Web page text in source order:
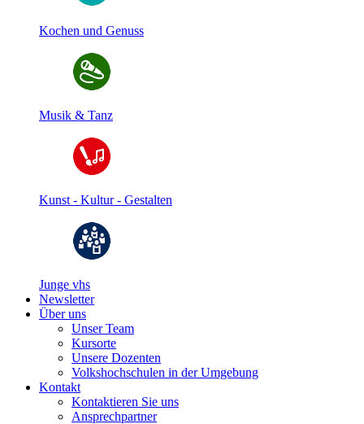
Kochen und Genuss
Musik & Tanz
Kunst - Kultur - Gestalten
Junge vhs
Newsletter
Über uns
Unser Team
Kursorte
Unsere Dozenten
Volkshochschulen in der Umgebung
Kontakt
Kontaktieren Sie uns
Ansprechpartner